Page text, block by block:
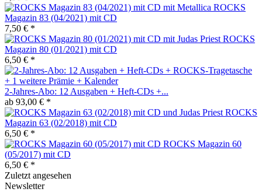
ROCKS
Magazin 83 (04/2021) mit CD
7,50 € *
ROCKS
Magazin 80 (01/2021) mit CD
6,50 € *
2-Jahres-Abo: 12 Ausgaben + Heft-CDs +...
ab 93,00 € *
ROCKS
Magazin 63 (02/2018) mit CD
6,50 € *
ROCKS Magazin 60
(05/2017) mit CD
6,50 € *
Zuletzt angesehen
Newsletter